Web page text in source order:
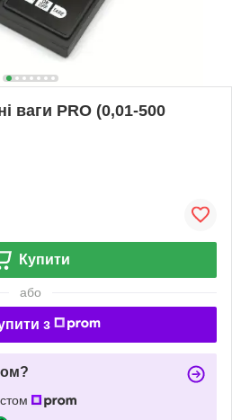
ваги PRO (0,01-500
Купити
або
з